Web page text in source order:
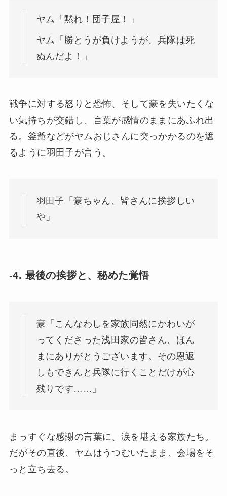
ヤム「黙れ！団子屋！」
ヤム「勝とうが負けようが、兵隊は死
ぬんだよ！」
戦争に対する怒りと恐怖、そして豪を失いたくな
い気持ちが交錯し、言葉が感情のままにあふれ出
る。釜爺などがヤムおじさんに突っかかるのを遮
るように羽田子が言う。
羽田子「豪ちゃん、皆さんに挨拶しい
や」
-4. 最後の挨拶と、秘めた覚悟
豪「こんなわしを家族同然にかわいが
ってくださった浅田家の皆さん、ほん
まにありがとうございます。その恩返
しもできんと兵隊に行くことだけが心
残りです……」
まっすぐな感謝の言葉に、涙を堪える家族たち。
だがその直後、ヤムはうつむいたまま、会場をそ
っと立ち去る。